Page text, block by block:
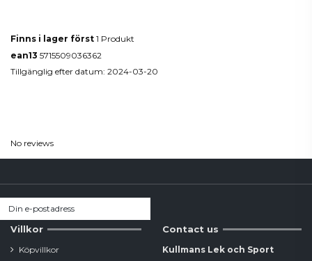
Finns i lager först 1 Produkt
ean13 5715509036362
Tillgänglig efter datum: 2024-03-20
No reviews
Villkor
Köpvillkor
Contact us
Kullmans Lek och Sport